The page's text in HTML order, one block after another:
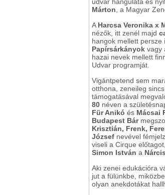
udvar hangulata és
Márton, a Magyar
A Harcsa Veronika x
nézők, itt zenél majd
hangok mellett
Papírsárkányok vagy
hazai nevek mellett
Udvar programját.
Vigántpetend sem
otthona, zeneileg
támogatásával
80 néven a
Für Anikó és Mácsai
Budapest Bár
Krisztián, Frenk,
József nevével
viseli a Cirque
Simon István a
Aki zenei edukációra
jut a fülünkbe,
olyan anekdotákat